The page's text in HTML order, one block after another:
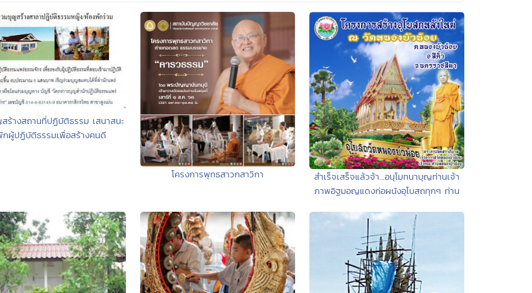
ร้างสถานที่ปฏิบัติธรรม เสนาสนะ
ผู้ปฏิบัติธรรมเพื่อสร้างคนดี
โครงการพุทธสาวกสาวิกา
สำเร็จเสร็จแล้วจ้า...อนุโมทนาบุญท่านเจ้า
ภาพอิฐมอญแดงก่อผนังอุโบสถทุกๆ ท่าน